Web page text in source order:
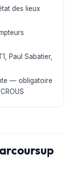
des lieux
Paul Sabatier,
— obligatoire